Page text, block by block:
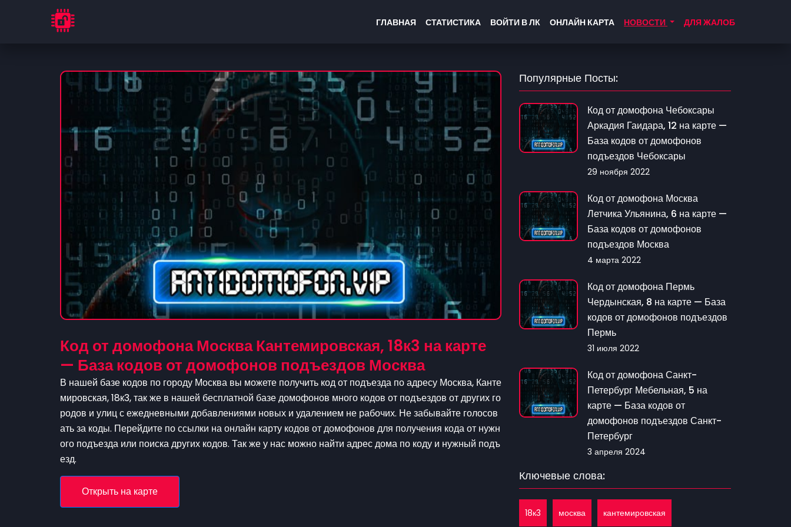
ГЛАВНАЯ СТАТИСТИКА ВОЙТИ В ЛК ОНЛАЙН КАРТА НОВОСТИ ДЛЯ ЖАЛОБ
Код от домофона Москва Кантемировская, 18к3 на карте
— База кодов от домофонов подъездов Москва
В нашей базе кодов по городу Москва вы можете получить код от подъезда по адресу Москва, Канте
мировская, 18к3, так же в нашей бесплатной базе домофонов много кодов от подъездов от других го
родов и улиц с ежедневными добавлениями новых и удалением не рабочих. Не забывайте голосов
ать за коды. Перейдите по ссылки на онлайн карту кодов от домофонов для получения кода от нужн
ого подъезда или поиска других кодов. Так же у нас можно найти адрес дома по коду и нужный подъ
езд.
Открыть на карте
Популярные Посты:
Код от домофона Чебоксары
Аркадия Гаидара, 12 на карте —
База кодов от домофонов
подъездов Чебоксары
29 ноября 2022
Код от домофона Москва
Летчика Ульянина, 6 на карте —
База кодов от домофонов
подъездов Москва
4 марта 2022
Код от домофона Пермь
Чердынская, 8 на карте — База
кодов от домофонов подъездов
Пермь
31 июля 2022
Код от домофона Санкт-
Петербург Мебельная, 5 на
карте — База кодов от
домофонов подъездов Санкт-
Петербург
3 апреля 2024
Ключевые слова:
18к3 москва кантемировская